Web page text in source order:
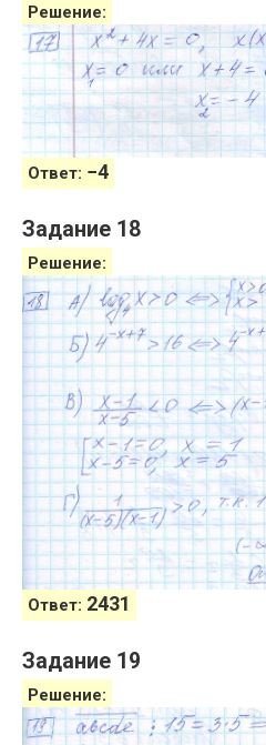
Решение:
Ответ: −4
Задание 18
Решение:
Ответ: 2431
Задание 19
Решение: